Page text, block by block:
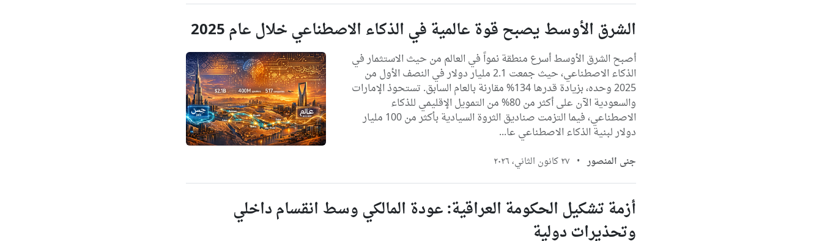
الشرق الأوسط يصبح قوة عالمية في الذكاء الاصطناعي خلال عام 2025
أصبح الشرق الأوسط أسرع منطقة نمواً في العالم من حيث الاستثمار في
الذكاء الاصطناعي، حيث جمعت 2.1 مليار دولار في النصف الأول من
2025 وحده، بزيادة قدرها 134% مقارنة بالعام السابق. تستحوذ الإمارات
والسعودية الآن على أكثر من 80% من التمويل الإقليمي للذكاء
الاصطناعي، فيما التزمت صناديق الثروة السيادية بأكثر من 100 مليار
دولار لبنية الذكاء الاصطناعي عا...
جنى المنصور • ٢٧ كانون الثاني، ٢٠٢٦
أزمة تشكيل الحكومة العراقية: عودة المالكي وسط انقسام داخلي
وتحذيرات دولية